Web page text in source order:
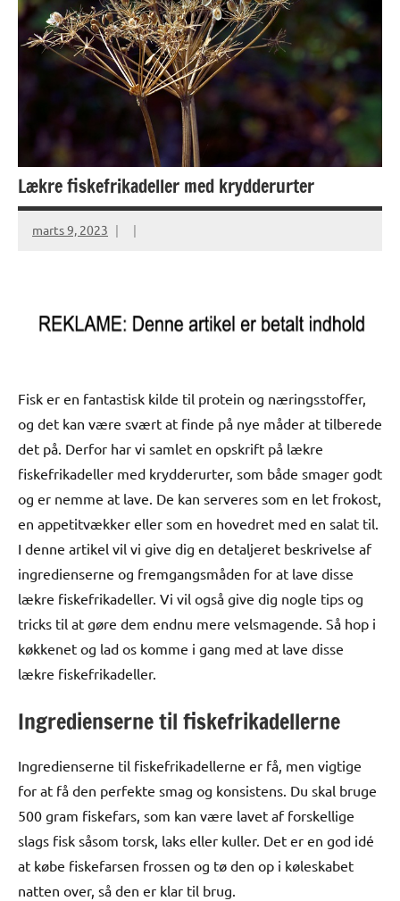
Lækre fiskefrikadeller med krydderurter
marts 9, 2023
Fisk er en fantastisk kilde til protein og næringsstoffer,
og det kan være svært at finde på nye måder at tilberede
det på. Derfor har vi samlet en opskrift på lækre
fiskefrikadeller med krydderurter, som både smager godt
og er nemme at lave. De kan serveres som en let frokost,
en appetitvækker eller som en hovedret med en salat til.
I denne artikel vil vi give dig en detaljeret beskrivelse af
ingredienserne og fremgangsmåden for at lave disse
lækre fiskefrikadeller. Vi vil også give dig nogle tips og
tricks til at gøre dem endnu mere velsmagende. Så hop i
køkkenet og lad os komme i gang med at lave disse
lækre fiskefrikadeller.
Ingredienserne til fiskefrikadellerne
Ingredienserne til fiskefrikadellerne er få, men vigtige
for at få den perfekte smag og konsistens. Du skal bruge
500 gram fiskefars, som kan være lavet af forskellige
slags fisk såsom torsk, laks eller kuller. Det er en god idé
at købe fiskefarsen frossen og tø den op i køleskabet
natten over, så den er klar til brug.